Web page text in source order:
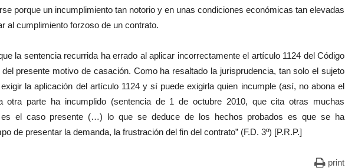
porque un incumplimiento tan notorio y en unas condiciones económicas tan elevadas
al cumplimiento forzoso de un contrato.
la sentencia recurrida ha errado al aplicar incorrectamente el artículo 1124 del Código
presente motivo de casación. Como ha resaltado la jurisprudencia, tan solo el sujeto
la aplicación del artículo 1124 y sí puede exigirla quien incumple (así, no abona el
otra parte ha incumplido (sentencia de 1 de octubre 2010, que cita otras muchas
es el caso presente (…) lo que se deduce de los hechos probados es que se ha
de presentar la demanda, la frustración del fin del contrato” (F.D. 3º) [P.R.P.]
print